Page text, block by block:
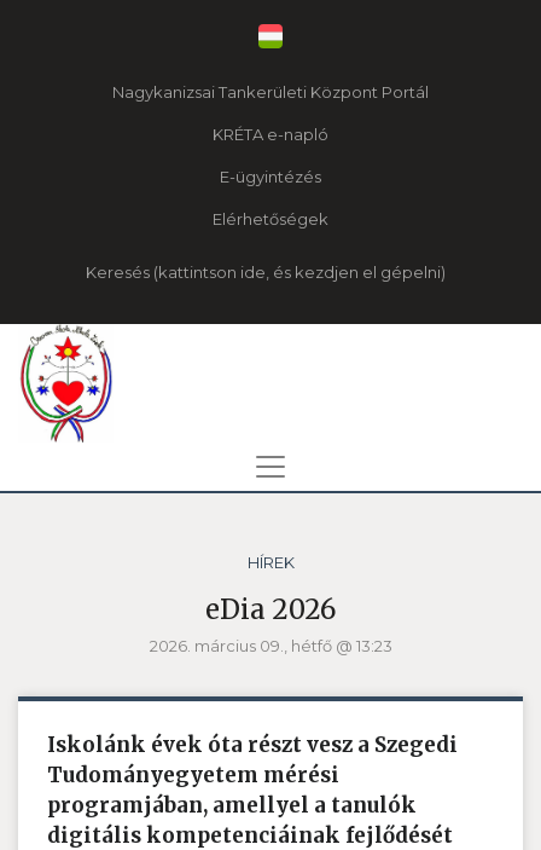
Nagykanizsai Tankerületi Központ Portál
KRÉTA e-napló
E-ügyintézés
Elérhetőségek
Keresés
HÍREK
eDia 2026
2026. március 09., hétfő @ 13:23
Iskolánk évek óta részt vesz a Szegedi
Tudományegyetem mérési
programjában, amellyel a tanulók
digitális kompetenciáinak fejlődését